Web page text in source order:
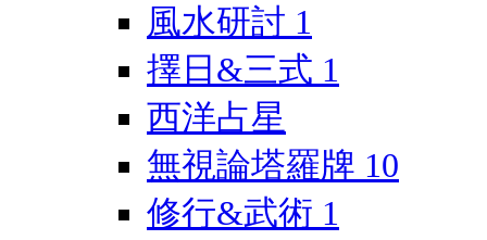
風水研討 1
擇日&三式 1
西洋占星
無視論塔羅牌 10
修行&武術 1